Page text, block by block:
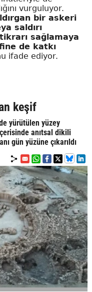
vurguluyor.
bir askeri
saldırı
sağlamaya
de katkı
ifade ediyor.
keşif
yürütülen yüzey
anıtsal dikili
gün yüzüne çıkarıldı